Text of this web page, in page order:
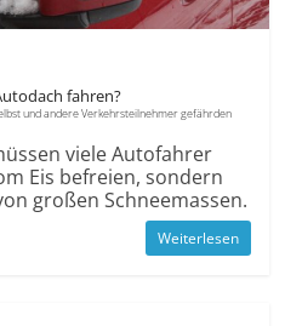
fahren?
und andere Verkehrsteilnehmer gefährden
viele Autofahrer
Eis befreien, sondern
großen Schneemassen.
Weiterlesen